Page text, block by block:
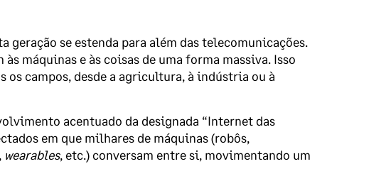
geração se estenda para além das telecomunicações.
máquinas e às coisas de uma forma massiva. Isso
campos, desde a agricultura, à indústria ou à
acentuado da designada “Internet das
em que milhares de máquinas (robôs,
wearables, etc.) conversam entre si, movimentando um